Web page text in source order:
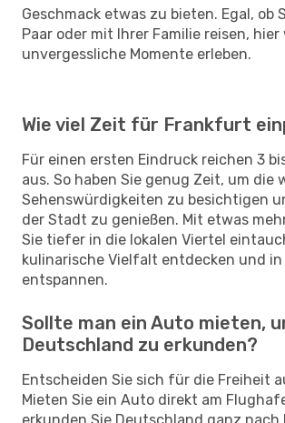
Geschmack etwas zu bieten. Egal, ob
Paar oder mit Ihrer Familie reisen, hier
unvergessliche Momente erleben.
Wie viel Zeit für Frankfurt
Für einen ersten Eindruck reichen 3
aus. So haben Sie genug Zeit, um die
Sehenswürdigkeiten zu besichtigen
der Stadt zu genießen. Mit etwas
Sie tiefer in die lokalen Viertel
kulinarische Vielfalt entdecken und in
entspannen.
Sollte man ein Auto mieten,
Deutschland zu erkunden?
Entscheiden Sie sich für die Freiheit
Mieten Sie ein Auto direkt am